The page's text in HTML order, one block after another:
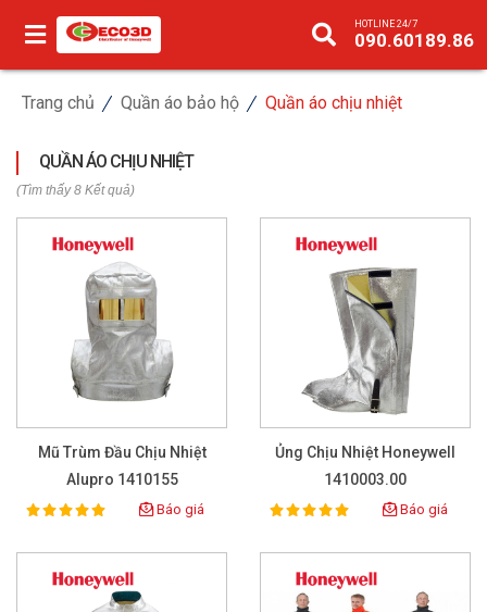
HOTLINE 24/7
090.60189.86
Trang chủ Quần áo bảo hộ Quần áo chịu nhiệt
QUẦN ÁO CHỊU NHIỆT
(Tìm thấy 8 Kết quả)
Mũ Trùm Đầu Chịu Nhiệt
Alupro 1410155
Rating:
100% Báo giá
Ủng Chịu Nhiệt Honeywell
1410003.00
Rating:
100% Báo giá